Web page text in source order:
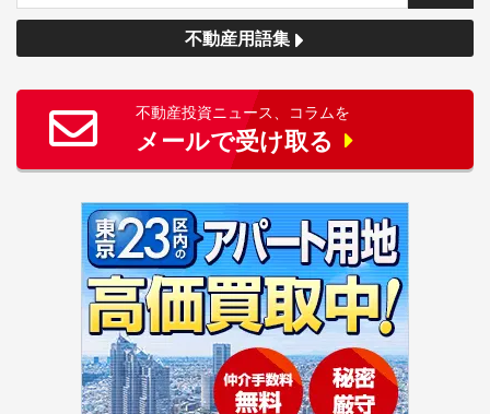
不動産用語集
不動産投資ニュース、コラムを
メールで受け取る